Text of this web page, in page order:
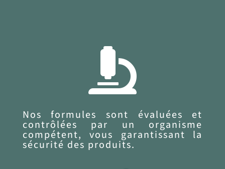

Nos formules sont évaluées et
contrôlées par un organisme
compétent, vous garantissant la
sécurité des produits.